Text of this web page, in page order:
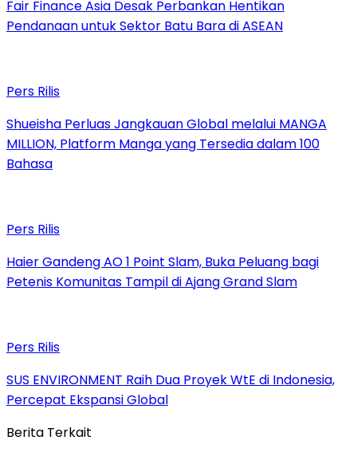
Fair Finance Asia Desak Perbankan Hentikan
Pendanaan untuk Sektor Batu Bara di ASEAN
Pers Rilis
Shueisha Perluas Jangkauan Global melalui MANGA
MILLION, Platform Manga yang Tersedia dalam 100
Bahasa
Pers Rilis
Haier Gandeng AO 1 Point Slam, Buka Peluang bagi
Petenis Komunitas Tampil di Ajang Grand Slam
Pers Rilis
SUS ENVIRONMENT Raih Dua Proyek WtE di Indonesia,
Percepat Ekspansi Global
Berita Terkait